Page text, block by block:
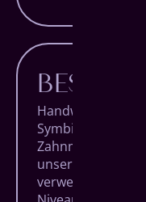
BESTE
Handwerk und
Symbiose. Das
Zahnmedizin
unserer
verwendeten